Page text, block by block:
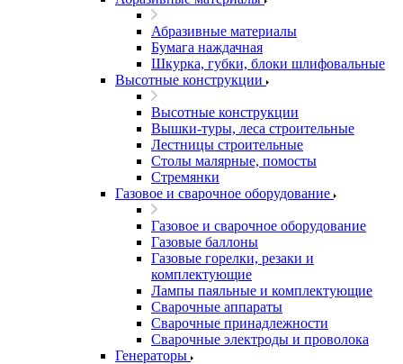
Абразивные материалы
Бумага наждачная
Шкурка, губки, блоки шлифовальные
Высотные конструкции
Высотные конструкции
Вышки-туры, леса строительные
Лестницы строительные
Столы малярные, помосты
Стремянки
Газовое и сварочное оборудование
Газовое и сварочное оборудование
Газовые баллоны
Газовые горелки, резаки и
комплектующие
Лампы паяльные и комплектующие
Сварочные аппараты
Сварочные принадлежности
Сварочные электроды и проволока
Генераторы